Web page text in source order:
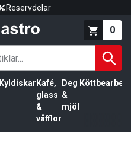
Reservdelar
0
Kyldiskar Kafé,
glass
&
våfflor
Deg
&
mjöl